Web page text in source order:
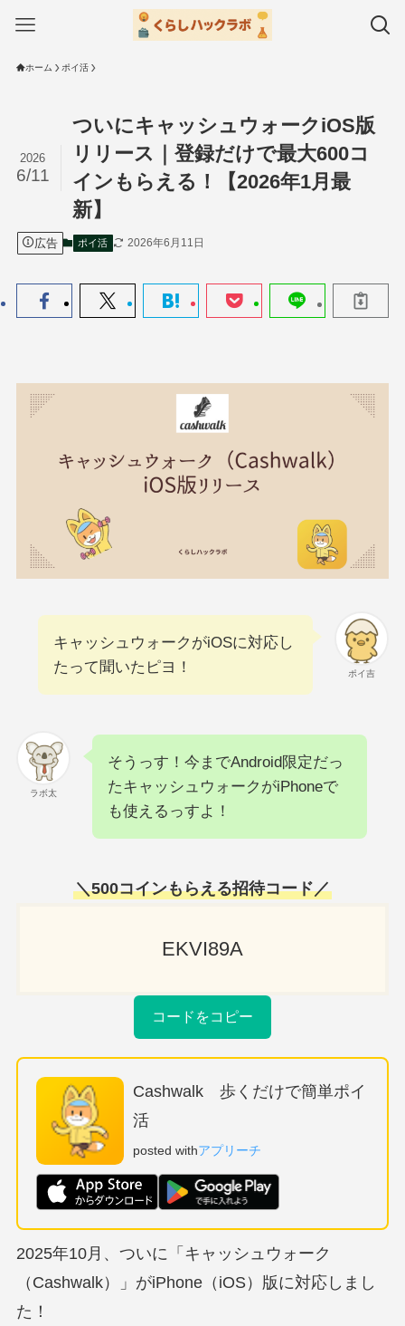
ホーム ポイ活
ついにキャッシュウォークiOS版
リリース｜登録だけで最大600コ
インもらえる！【2026年1月最
新】
2026
6/11
広告 ポイ活 2026年6月11日
ポイ吉
キャッシュウォークがiOSに対応し
たって聞いたピヨ！
ラボ太
そうっす！今までAndroid限定だっ
たキャッシュウォークがiPhoneで
も使えるっすよ！
＼500コインもらえる招待コード／
EKVI89A
コードをコピー
Cashwalk 歩くだけで簡単ポイ
活
posted withアプリーチ
2025年10月、ついに「キャッシュウォーク
（Cashwalk）」がiPhone（iOS）版に対応しまし
た！